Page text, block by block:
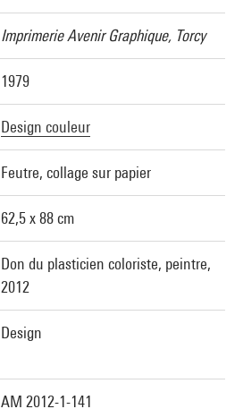
Imprimerie Avenir Graphique, Torcy
1979
Design couleur
Feutre, collage sur papier
62,5 x 88 cm
Don du plasticien coloriste, peintre,
2012
Design
AM 2012-1-141